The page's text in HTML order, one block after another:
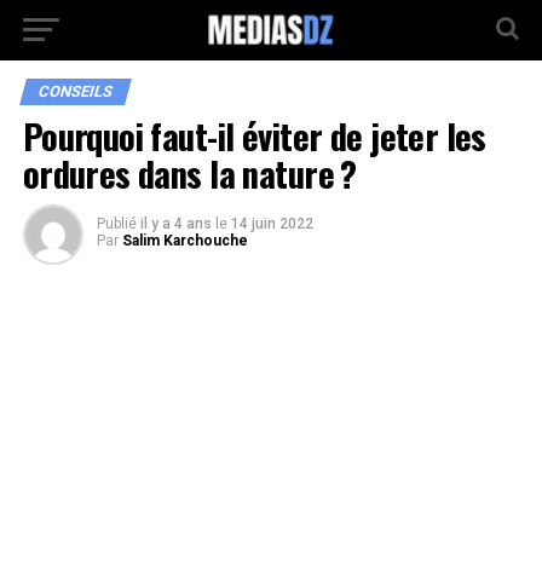
CONSEILS
Pourquoi faut-il éviter de jeter les
ordures dans la nature ?
Publié il y a 4 ans le 14 juin 2022
Par Salim Karchouche